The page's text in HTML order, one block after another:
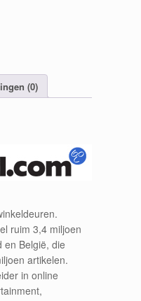
(0)
ruim 3,4 miljoen
en België, die
artikelen.
in online